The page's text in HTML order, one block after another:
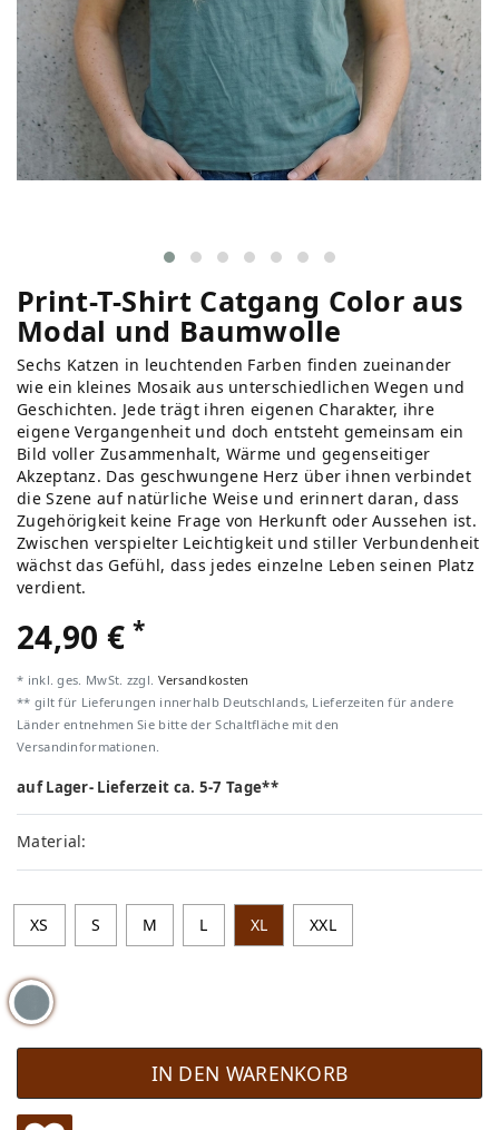
Print-T-Shirt Catgang Color aus
Modal und Baumwolle
Sechs Katzen in leuchtenden Farben finden zueinander
wie ein kleines Mosaik aus unterschiedlichen Wegen und
Geschichten. Jede trägt ihren eigenen Charakter, ihre
eigene Vergangenheit und doch entsteht gemeinsam ein
Bild voller Zusammenhalt, Wärme und gegenseitiger
Akzeptanz. Das geschwungene Herz über ihnen verbindet
die Szene auf natürliche Weise und erinnert daran, dass
Zugehörigkeit keine Frage von Herkunft oder Aussehen ist.
Zwischen verspielter Leichtigkeit und stiller Verbundenheit
wächst das Gefühl, dass jedes einzelne Leben seinen Platz
verdient.
24,90 €*
* inkl. ges. MwSt. zzgl. Versandkosten
** gilt für Lieferungen innerhalb Deutschlands, Lieferzeiten für andere
Länder entnehmen Sie bitte der Schaltfläche mit den
Versandinformationen.
auf Lager- Lieferzeit ca. 5-7 Tage**
Material:
XS S M L XL XXL
IN DEN WARENKORB